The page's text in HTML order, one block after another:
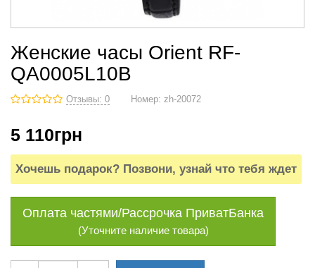
Женские часы Orient RF-
QA0005L10B
Отзывы: 0 Номер: zh-20072
5 110грн
Хочешь подарок? Позвони, узнай что тебя ждет
Оплата частями/Рассрочка ПриватБанка
(Уточните наличие товара)